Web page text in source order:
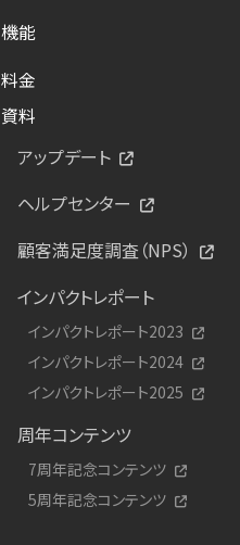
機能
料金
資料
アップデート
ヘルプセンター
顧客満足度調査（NPS）
インパクトレポート
インパクトレポート2023
インパクトレポート2024
インパクトレポート2025
周年コンテンツ
7周年記念コンテンツ
5周年記念コンテンツ